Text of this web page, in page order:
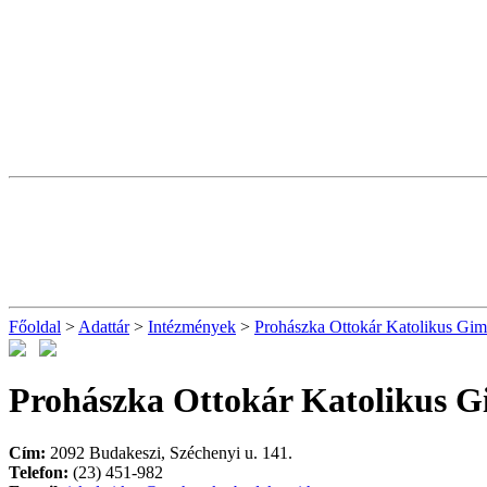
Főoldal > Adattár> Intézmények > Prohászka Ottokár Katolikus
Prohászka Ottokár Katolikus
Cím: 2092 Budakeszi, Széchenyi u. 141.
Telefon: (23) 451-982